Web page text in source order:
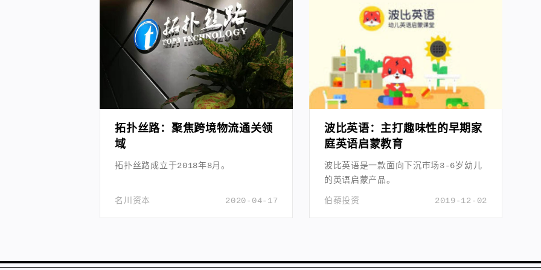
拓扑丝路：聚焦跨境物流通关领
域
拓扑丝路成立于2018年8月。
2020-04-17
名川资本
波比英语：主打趣味性的早期家
庭英语启蒙教育
波比英语是一款面向下沉市场3-6岁幼儿
的英语启蒙产品。
2019-12-02
伯藜投资